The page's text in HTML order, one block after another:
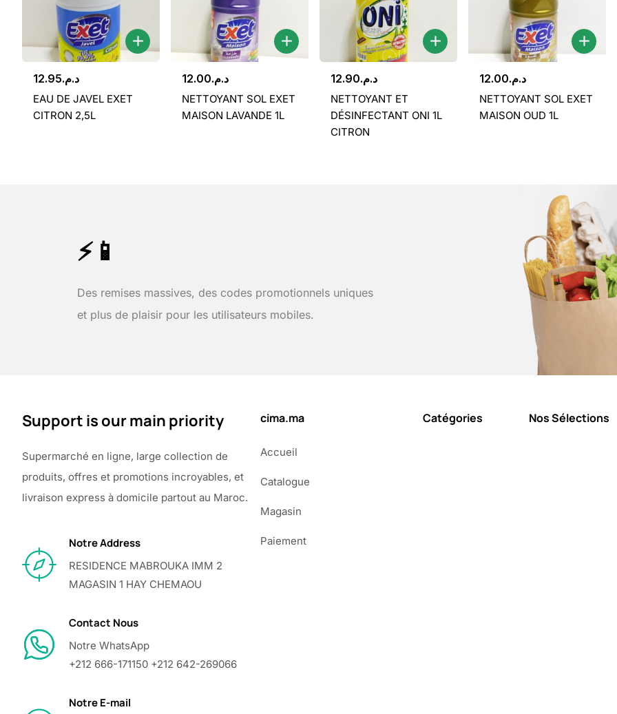
د.م.12.95
EAU DE JAVEL EXET
CITRON 2,5L
د.م.12.00
NETTOYANT SOL EXET
MAISON LAVANDE 1L
د.م.12.90
NETTOYANT ET
DÉSINFECTANT ONI 1L
CITRON
د.م.12.00
NETTOYANT SOL EXET
MAISON OUD 1L
⚡📱
Des remises massives, des codes promotionnels uniques
et plus de plaisir pour les utilisateurs mobiles.
Support is our main priority
Supermarché en ligne, large collection de
produits, offres et promotions incroyables, et
livraison express à domicile partout au Maroc.
Notre Address
RESIDENCE MABROUKA IMM 2
MAGASIN 1 HAY CHEMAOU
Contact Nous
Notre WhatsApp
+212 666-171150 +212 642-269066
Notre E-mail
cima.ma
Accueil
Catalogue
Magasin
Paiement
Catégories Nos Sélections